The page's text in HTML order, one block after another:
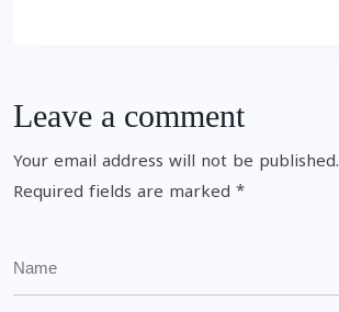
Leave a comment
Your email address will not be published.
Required fields are marked *